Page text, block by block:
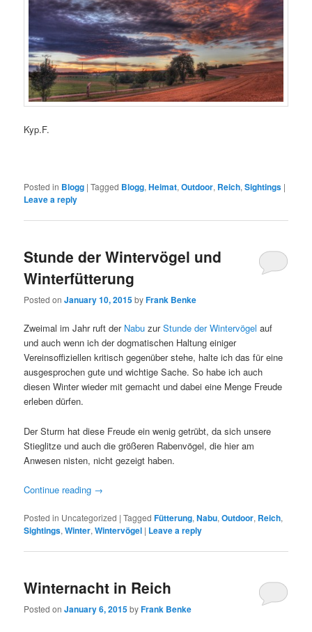
Kyp.F.
Posted in Blogg |Tagged Blogg,Heimat,Outdoor, Reich,Sightings |
Leave a reply
Stunde der Wintervögel und
Winterfütterung
Posted onJanuary 10, 2015byFrank Benke
Zweimal im Jahr ruft der Nabu zurStunde der Wintervögel auf
und auch wenn ich der dogmatischen Haltung einiger
Vereinsoffiziellen kritisch gegenüber stehe, halte ich das für eine
ausgesprochen gute und wichtige Sache. So habe ich auch
diesen Winter wieder mit gemacht und dabei eine Menge Freude
erleben dürfen.
Der Sturm hat diese Freude ein wenig getrübt, da sich unsere
Stieglitze und auch die größeren Rabenvögel, die hier am
Anwesen nisten, nicht gezeigt haben.
Continue reading →
Posted in Uncategorized |Tagged Fütterung,Nabu,Outdoor, Reich,
Sightings,Winter,Wintervögel | Leave a reply
Winternacht in Reich
Posted onJanuary 6, 2015byFrank Benke